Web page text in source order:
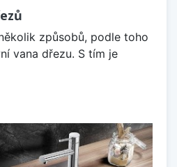
způsobů, podle toho
vana dřezu. S tím je